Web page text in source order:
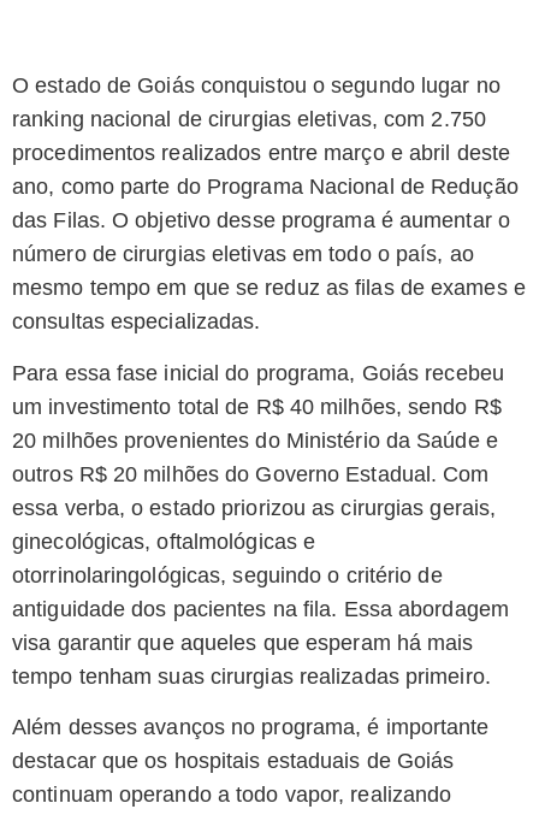
O estado de Goiás conquistou o segundo lugar no
ranking nacional de cirurgias eletivas, com 2.750
procedimentos realizados entre março e abril deste
ano, como parte do Programa Nacional de Redução
das Filas. O objetivo desse programa é aumentar o
número de cirurgias eletivas em todo o país, ao
mesmo tempo em que se reduz as filas de exames e
consultas especializadas.
Para essa fase inicial do programa, Goiás recebeu
um investimento total de R$ 40 milhões, sendo R$
20 milhões provenientes do Ministério da Saúde e
outros R$ 20 milhões do Governo Estadual. Com
essa verba, o estado priorizou as cirurgias gerais,
ginecológicas, oftalmológicas e
otorrinolaringológicas, seguindo o critério de
antiguidade dos pacientes na fila. Essa abordagem
visa garantir que aqueles que esperam há mais
tempo tenham suas cirurgias realizadas primeiro.
Além desses avanços no programa, é importante
destacar que os hospitais estaduais de Goiás
continuam operando a todo vapor, realizando